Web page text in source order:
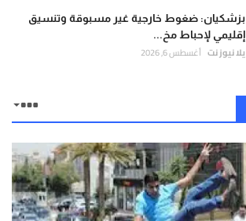
بزشكيان: ضغوط خارجية غير مسبوقة وتنسيق
إقليمي لإحباط مخ...
يلا نيوز نت أغسطس 6, 2026